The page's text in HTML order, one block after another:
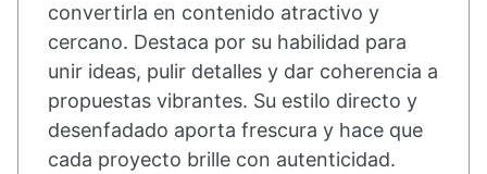
convertirla en contenido atractivo y
cercano. Destaca por su habilidad para
unir ideas, pulir detalles y dar coherencia a
propuestas vibrantes. Su estilo directo y
desenfadado aporta frescura y hace que
cada proyecto brille con autenticidad.